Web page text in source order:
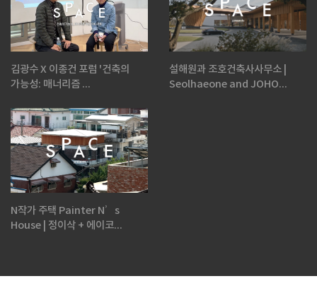
김광수 X 이종건 포럼 '건축의
가능성: 매너리즘 ...
설해원과 조호건축사사무소 |
Seolhaeone and JOHO...
N작가 주택 Painter N’s
House | 정이삭 + 에이코...